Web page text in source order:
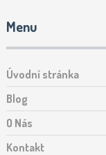
Menu
Úvodní stránka
Blog
O Nás
Kontakt